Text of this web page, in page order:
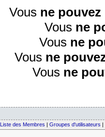
Vous ne pouvez
Vous ne
Vous ne
Vous ne
Vous ne
Liste des Membres | Groupes d'utilisateurs |